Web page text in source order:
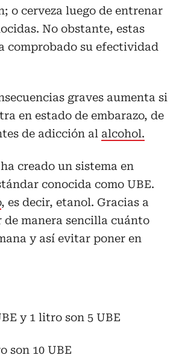
o cerveza luego de entrenar
No obstante, estas
comprobado su efectividad
graves aumenta si
en estado de embarazo, de
de adicción al alcohol.
creado un sistema en
conocida como UBE.
, es decir, etanol. Gracias a
de manera sencilla cuánto
y así evitar poner en
y 1 litro son 5 UBE
son 10 UBE